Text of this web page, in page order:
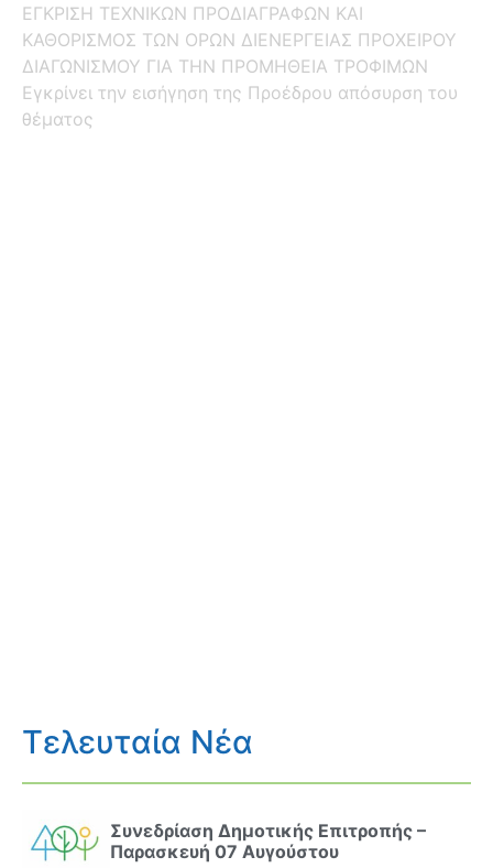
ΕΓΚΡΙΣΗ ΤΕΧΝΙΚΩΝ ΠΡΟΔΙΑΓΡΑΦΩΝ ΚΑΙ
ΚΑΘΟΡΙΣΜΟΣ ΤΩΝ ΟΡΩΝ ΔΙΕΝΕΡΓΕΙΑΣ ΠΡΟΧΕΙΡΟΥ
ΔΙΑΓΩΝΙΣΜΟΥ ΓΙΑ ΤΗΝ ΠΡΟΜΗΘΕΙΑ ΤΡΟΦΙΜΩΝ
Εγκρίνει την εισήγηση της Προέδρου απόσυρση του
θέματος
Τελευταία Νέα
Συνεδρίαση Δημοτικής Επιτροπής –
Παρασκευή 07 Αυγούστου